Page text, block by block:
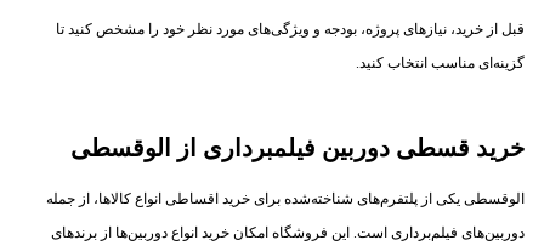
قبل از خرید، نیازهای پروژه، بودجه و ویژگی‌های مورد نظر خود را مشخص کنید تا
گزینه‌ای مناسب انتخاب کنید.
خرید قسطی دوربین فیلمبرداری از الوقسطی
الوقسطی یکی از پلتفرم‌های شناخته‌شده برای خرید اقساطی انواع کالاها، از جمله
دوربین‌های فیلم‌برداری است. این فروشگاه امکان خرید انواع دوربین‌ها از برندهای